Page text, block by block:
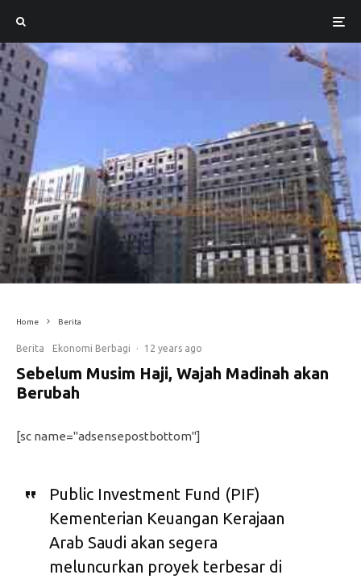
Home Berita
Berita Ekonomi Berbagi · 12 years ago
Sebelum Musim Haji, Wajah Madinah akan
Berubah
[sc name="adsensepostbottom"]
Public Investment Fund (PIF)
Kementerian Keuangan Kerajaan
Arab Saudi akan segera
meluncurkan proyek terbesar di